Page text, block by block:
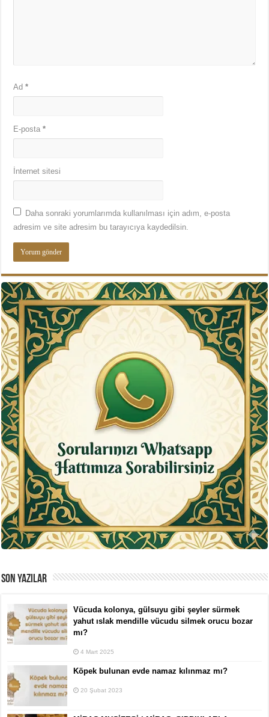
Ad*
E-posta*
İnternet sitesi
Daha sonraki yorumlarımda kullanılması için adım, e-posta
adresim ve site adresim bu tarayıcıya kaydedilsin.
SON YAZILAR
Vücuda kolonya, gülsuyu gibi şeyler sürmek
yahut ıslak mendille vücudu silmek orucu bozar
mı?
4 Mart 2025
Köpek bulunan evde namaz kılınmaz mı?
20 Şubat 2023